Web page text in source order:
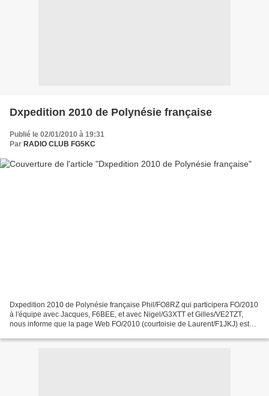
Dxpedition 2010 de Polynésie française
Publié le 02/01/2010 à 19:31
Par RADIO CLUB FG5KC
Dxpedition 2010 de Polynésie française Phil/FO8RZ qui participera FO/2010
à l'équipe avec Jacques, F6BEE, et avec Nigel/G3XTT et Gilles/VE2TZT,
nous informe que la page Web FO/2010 (courtoisie de Laurent/F1JKJ) est